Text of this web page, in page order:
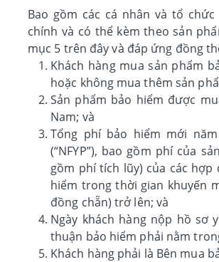
Bao gồm các cá nhân và tổ
chính và có thể kèm theo sản
mục 5 trên đây và đáp ứng đồng
Khách hàng mua sản phẩm
hoặc không mua thêm sản
Sản phẩm bảo hiểm được
Nam; và
Tổng phí bảo hiểm mới
(“NFYP”), bao gồm phí của
gồm phí tích lũy) của các hợp
hiểm trong thời gian khuyến
đồng chẵn) trở lên; và
Ngày khách hàng nộp hồ sơ
thuận bảo hiểm phải nằm
Khách hàng phải là Bên mua